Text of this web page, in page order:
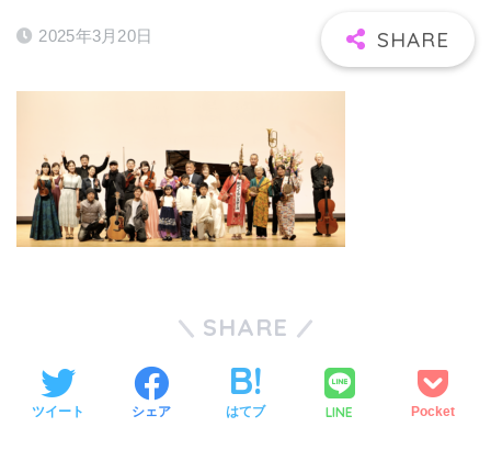
2025年3月20日
SHARE
ツイート シェア はてブ LINE Pocket